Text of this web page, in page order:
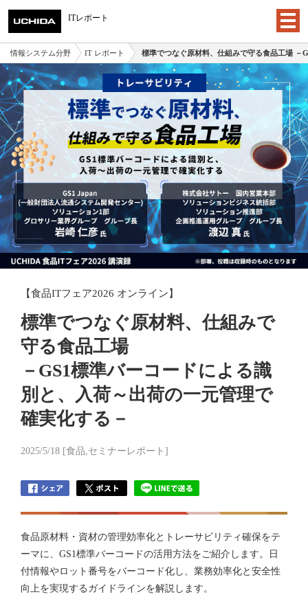
情報システム分野 IT レポート 標準でつなぐ原材料、仕組みで守る食品工場 －
ITレポート
【食品ITフェア2026 オンライン】
標準でつなぐ原材料、仕組みで
守る食品工場
－GS1標準バーコードによる識
別と、入荷～出荷の一元管理で
確実化する－
2025/5/18 [食品,セミナーレポート]
食品原材料・資材の管理効率化とトレーサビリティ確保をテ
ーマに、GS1標準バーコードの活用方法をご紹介します。日
付情報やロット番号をバーコード化し、業務効率化と安全性
向上を実現するガイドラインを解説します。